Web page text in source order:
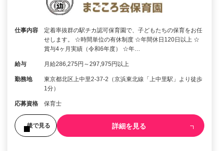
仕事内容
定着率抜群の駅チカ認可保育園で、子どもたちの保育をお任
せします。 ☆時間単位の有休制度 ☆年間休日120日以上 ☆
賞与4ヶ月実績（令和6年度） ☆年…
給与 月給286,275円～297,975円以上
勤務地
東京都北区上中里2-37-2（京浜東北線「上中里駅」より徒歩
1分）
応募資格 保育士
後で見る 詳細を見る